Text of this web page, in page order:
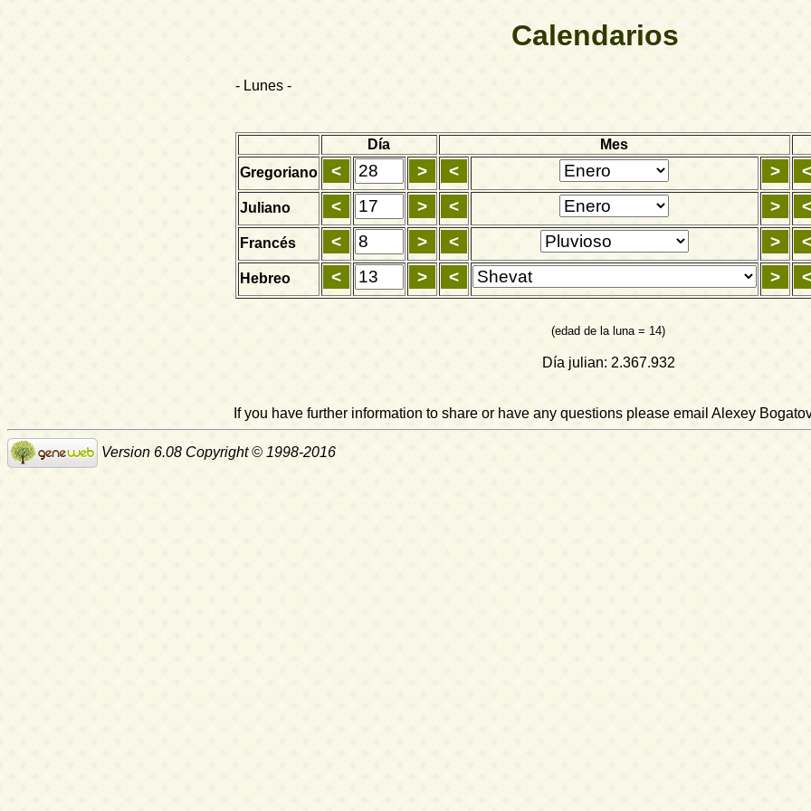
Calendarios
- Lunes -
Día
Mes
Gregoriano
Juliano
Francés
Hebreo
(edad de la luna = 14)
Día julian: 2.367.932
If you have further information to share or have any questions please email Alexey
Version 6.08 Copyright © 1998-2016